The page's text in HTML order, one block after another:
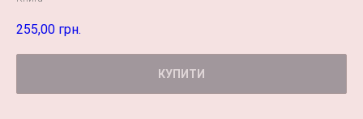
255,00 грн.
КУПИТИ